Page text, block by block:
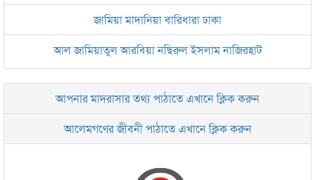
জামিয়া মাদানিয়া বারিধারা ঢাকা
আল জামিয়াতুল আরবিয়া নছিরুল ইসলাম নাজিরহাট
জামেয়া দারুল মা‘আরিফ আল-ইসলামিয়া চট্টগ্রাম
ইসলামিক রিসার্চ সেন্টার বাংলাদেশ বসুন্ধরা
জামেয়া আরাবিয়া রহমানিয়া, ঢাকা
জামেয়া কুরআনিয়া লালবাগ ঢাকা
আপনার মাদরাসার তথ্য পাঠাতে এখানে ক্লিক করুন
আলেমগণের জীবনী পাঠাতে এখানে ক্লিক করুন